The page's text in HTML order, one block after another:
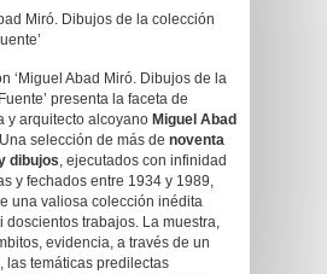
Miró. Dibujos de la colección
Abad Miró. Dibujos de la
presenta la faceta de
y arquitecto alcoyano Miguel Abad
selección de más de noventa
dibujos, ejecutados con infinidad
y fechados entre 1934 y 1989,
una valiosa colección inédita
doscientos trabajos. La muestra,
evidencia, a través de un
las temáticas predilectas